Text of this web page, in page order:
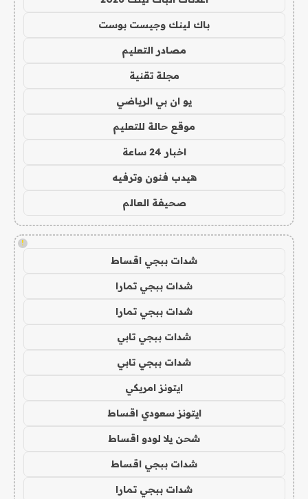
باك لينك وجيست بوست
مصادر التعليم
مجلة تقنية
يو ان بي الرياضي
موقع حالة للتعليم
اخبار 24 ساعة
هيدب فنون وترفيه
صحيفة العالم
!
شدات ببجي اقساط
شدات ببجي تمارا
شدات ببجي تمارا
شدات ببجي تابي
شدات ببجي تابي
ايتونز امريكي
ايتونز سعودي اقساط
شحن يلا لودو اقساط
شدات ببجي اقساط
شدات ببجي تمارا